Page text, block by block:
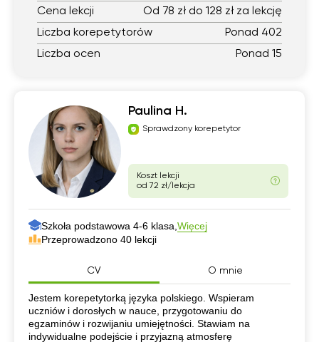
Cena lekcji
Od 78 zł do 128 zł za lekcję
Liczba korepetytorów
Ponad 402
Liczba ocen
Ponad 15
Paulina H.
Sprawdzony korepetytor
Koszt lekcji
od 72 zł/lekcja
Szkoła podstawowa 4-6 klasa, Więcej
Przeprowadzono 40 lekcji
CV O mnie
CV
Jestem korepetytorką języka polskiego. Wspieram
uczniów i dorosłych w nauce, przygotowaniu do
egzaminów i rozwijaniu umiejętności. Stawiam na
indywidualne podejście i przyjazną atmosferę